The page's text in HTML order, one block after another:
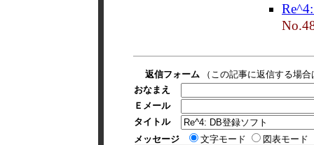
返信フォーム （この記事に返信する場
おなまえ
Ｅメール
タイトル
メッセージ
文字モード 図表モード